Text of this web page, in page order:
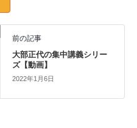
前の記事
大部正代の集中講義シリー
ズ【動画】
2022年1月6日